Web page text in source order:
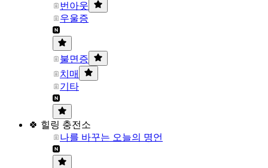
번아웃
우울증
불면증
치매
기타
🍀 힐링 충전소
나를 바꾸는 오늘의 명언